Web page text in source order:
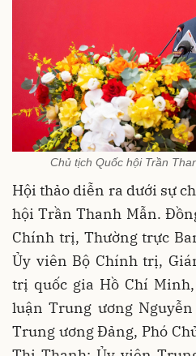
Chủ tịch Quốc hội Trần
Hội thảo diễn ra dưới sự
hội Trần Thanh Mẫn.
Chính trị, Thường trực
Ủy viên Bộ Chính trị,
trị quốc gia Hồ Chí
luận Trung ương
Trung ương Đảng, Phó